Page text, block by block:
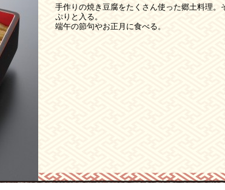
手作りの焼き豆腐をたくさん使った郷土料理。
ぷりと入る。
端午の節句やお正月に食べる。